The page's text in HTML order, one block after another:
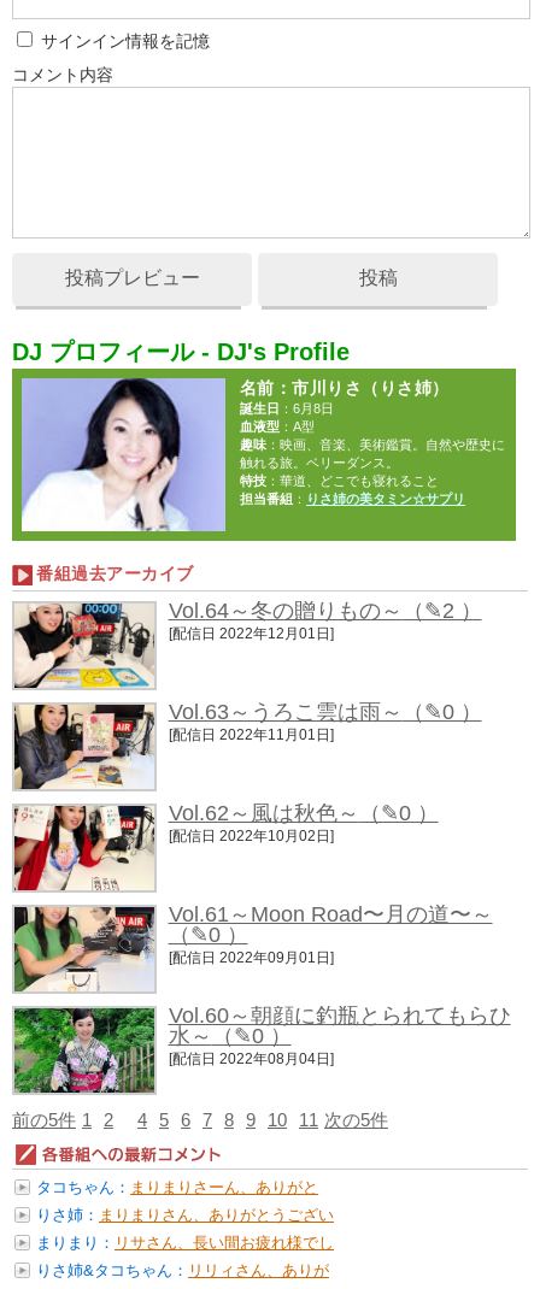
サインイン情報を記憶
コメント内容
投稿プレビュー 投稿
DJ プロフィール - DJ's Profile
名前 ：市川りさ（りさ姉）
誕生日 ：6月8日
血液型：A型
趣味：映画、音楽、美術鑑賞。自然や歴史に
触れる旅。ベリーダンス。
特技：華道、どこでも寝れること
担当番組 ： りさ姉の美タミン☆サプリ
番組過去アーカイブ
Vol.64～冬の贈りもの～ （✎2 ）
[配信日 2022年12月01日]
Vol.63～うろこ雲は雨～ （✎0 ）
[配信日 2022年11月01日]
Vol.62～風は秋色～ （✎0 ）
[配信日 2022年10月02日]
Vol.61～Moon Road〜月の道〜～
（✎0 ）
[配信日 2022年09月01日]
Vol.60～朝顔に釣瓶とられてもらひ
水～
（✎0 ）
[配信日 2022年08月04日]
前の5件 1 2 4 5 6 7 8 9 10 11 次の5件
タコちゃん： まりまりさーん、ありがと
う‼️ タコ...
りさ姉： まりまりさん、ありがとうござい
ます❣...
まりまり： リサさん、長い間お疲れ様でし
た❣️ ...
りさ姉&タコちゃん： リリィさん、ありが